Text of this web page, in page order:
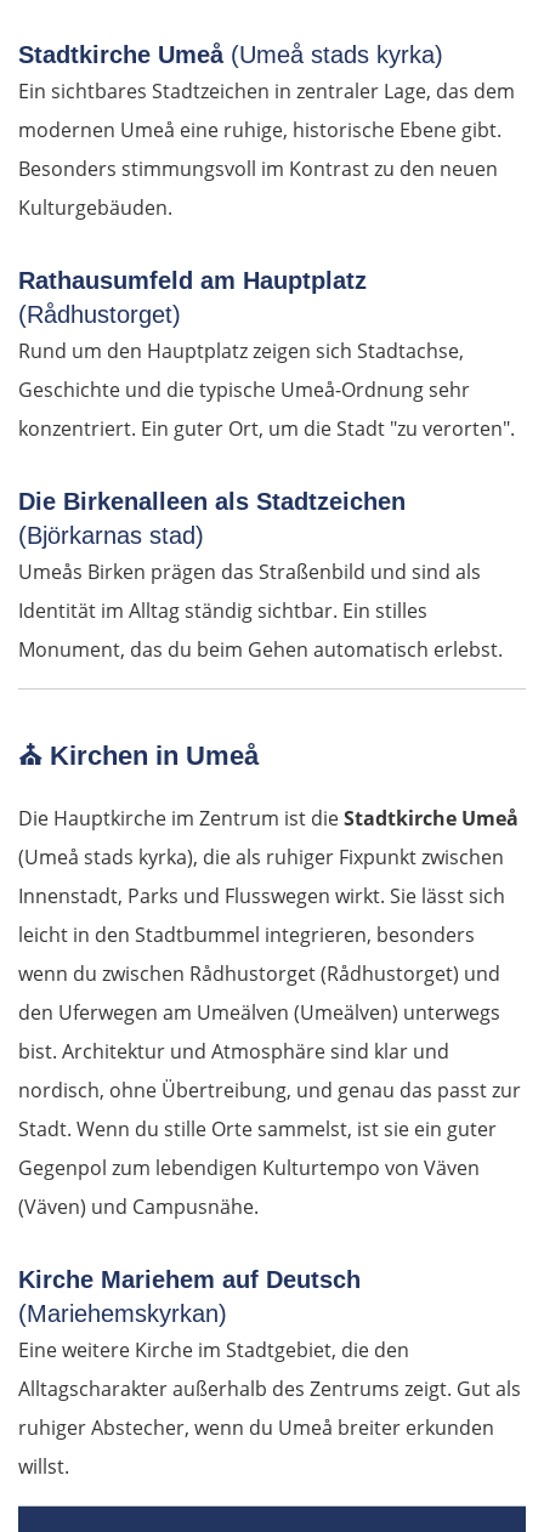
Stadtkirche Umeå (Umeå stads kyrka)
Ein sichtbares Stadtzeichen in zentraler Lage, das dem
modernen Umeå eine ruhige, historische Ebene gibt.
Besonders stimmungsvoll im Kontrast zu den neuen
Kulturgebäuden.
Rathausumfeld am Hauptplatz
(Rådhustorget)
Rund um den Hauptplatz zeigen sich Stadtachse,
Geschichte und die typische Umeå-Ordnung sehr
konzentriert. Ein guter Ort, um die Stadt "zu verorten".
Die Birkenalleen als Stadtzeichen
(Björkarnas stad)
Umeås Birken prägen das Straßenbild und sind als
Identität im Alltag ständig sichtbar. Ein stilles
Monument, das du beim Gehen automatisch erlebst.
⛪ Kirchen in Umeå
Die Hauptkirche im Zentrum ist dieStadtkirche Umeå
(Umeå stads kyrka), die als ruhiger Fixpunkt zwischen
Innenstadt, Parks und Flusswegen wirkt. Sie lässt sich
leicht in den Stadtbummel integrieren, besonders
wenn du zwischen Rådhustorget (Rådhustorget) und
den Uferwegen am Umeälven (Umeälven) unterwegs
bist. Architektur und Atmosphäre sind klar und
nordisch, ohne Übertreibung, und genau das passt zur
Stadt. Wenn du stille Orte sammelst, ist sie ein guter
Gegenpol zum lebendigen Kulturtempo von Väven
(Väven) und Campusnähe.
Kirche Mariehem auf Deutsch
(Mariehemskyrkan)
Eine weitere Kirche im Stadtgebiet, die den
Alltagscharakter außerhalb des Zentrums zeigt. Gut als
ruhiger Abstecher, wenn du Umeå breiter erkunden
willst.
Zagreb
Novo mesto
Ljubljana
Italien
Padua
Ferrara
Pesaro
Ancona
Termoli
Vieste
Pompeji
Neapel
Gaeta
Rom